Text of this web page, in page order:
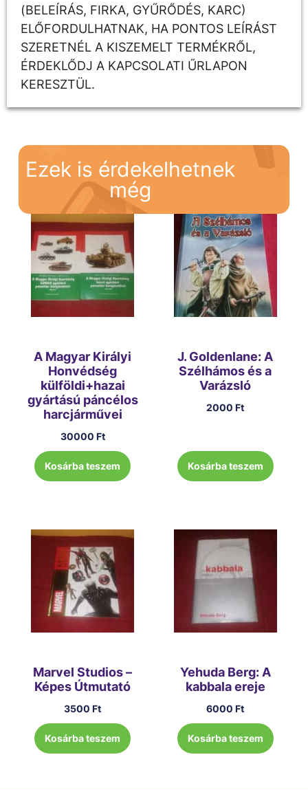
(BELEÍRÁS, FIRKA, GYŰRŐDÉS, KARC)
ELŐFORDULHATNAK, HA PONTOS LEÍRÁST
SZERETNÉL A KISZEMELT TERMÉKRŐL,
ÉRDEKLŐDJ A KAPCSOLATI ŰRLAPON
KERESZTÜL.
Ezek is érdekelhetnek
még
A Magyar Királyi
Honvédség
külföldi+hazai
gyártású páncélos
harcjárművei
30000 Ft
Kosárba teszem
J. Goldenlane: A
Szélhámos és a
Varázsló
2000Ft
Kosárba teszem
Marvel Studios –
Képes Útmutató
3500Ft
Kosárba teszem
Yehuda Berg: A
kabbala ereje
6000Ft
Kosárba teszem